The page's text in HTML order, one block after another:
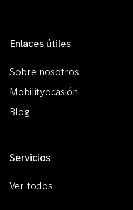
Enlaces útiles
Sobre nosotros
Mobilityocasión
Blog
Servicios
Ver todos